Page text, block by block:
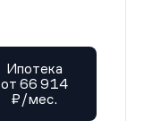
Ипотека
от 66 914
₽/мес.